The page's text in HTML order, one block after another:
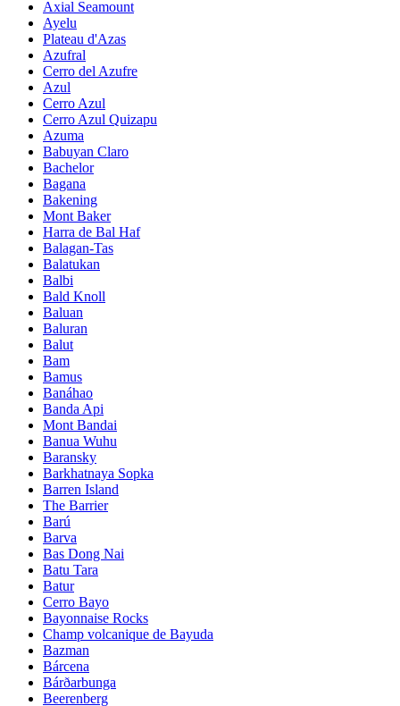
Axial Seamount
Ayelu
Plateau d'Azas
Azufral
Cerro del Azufre
Azul
Cerro Azul
Cerro Azul Quizapu
Azuma
Babuyan Claro
Bachelor
Bagana
Bakening
Mont Baker
Harra de Bal Haf
Balagan-Tas
Balatukan
Balbi
Bald Knoll
Baluan
Baluran
Balut
Bam
Bamus
Banáhao
Banda Api
Mont Bandai
Banua Wuhu
Baransky
Barkhatnaya Sopka
Barren Island
The Barrier
Barú
Barva
Bas Dong Nai
Batu Tara
Batur
Cerro Bayo
Bayonnaise Rocks
Champ volcanique de Bayuda
Bazman
Bárcena
Bárðarbunga
Beerenberg